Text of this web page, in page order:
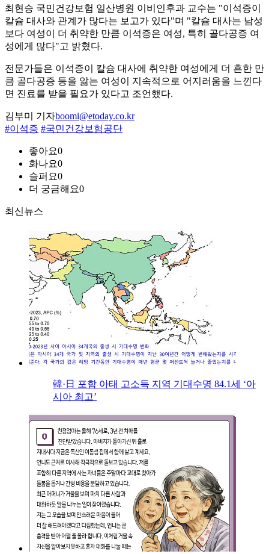
최현승 국민건강보험 일산병원 이비인후과 교수는 "이석증이
칼슘 대사와 관계가 많다는 보고가 있다"며 "칼슘 대사는 남성
보다 여성이 더 취약한 만큼 이석증은 여성, 특히 골다공증 여
성에게 많다"고 밝혔다.
전문가들은 이석증이 칼슘 대사에 취약한 여성에게 더 흔한 만
큼 골다공증 등을 앓는 여성이 지속적으로 어지러움을 느낀다
면 진료를 받을 필요가 있다고 조언했다.
김부미 기자boomi@etoday.co.kr
#이석증 #국민건강보험공단
좋아요0
화나요0
슬퍼요0
더 궁금해요0
최신뉴스
韓·日 포함 아태 고소득 지역 기대수명 84.1세 ‘아
시아 최고’